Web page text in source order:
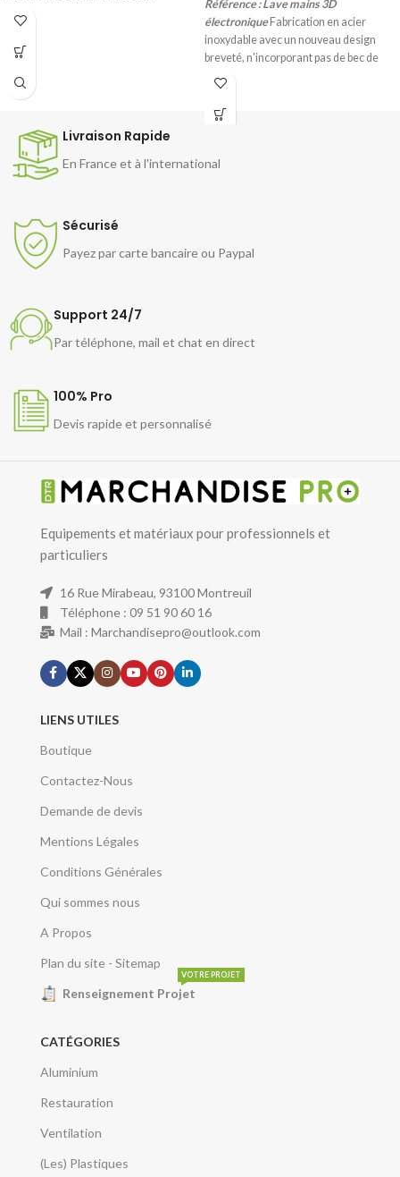
Dotation : 2 Grilles par Porte - Portes
585 mm Dim Ext : L 1350 x P 625 x H
Emballage : L 1390 x P 640 x H 970 mm -
Référence :Lave mains 3D
électroniqueFabrication en acier
inoxydable avec un nouveau design
breveté, n'incorporant pas de bec de
cygne traditionnel. Le nouveau
de sortie d'eau mélangée répartis sur
mains optimal et homogène sans
Intégrant des dosserets anti-
utilisation sans contact.
Livraison Rapide
En France et à l'international
Sécurisé
Payez par carte bancaire ou Paypal
Support 24/7
Par téléphone, mail et chat en direct
100% Pro
Devis rapide et personnalisé
Equipements et matériaux pour professionnels et
particuliers
16 Rue Mirabeau, 93100 Montreuil
Téléphone : 09 51 90 60 16
Mail : Marchandisepro@outlook.com
LIENS UTILES
Boutique
Contactez-Nous
Demande de devis
Mentions Légales
Conditions Générales
Qui sommes nous
A Propos
Plan du site - Sitemap
Renseignement Projet
VOTRE PROJET
CATÉGORIES
Aluminium
Restauration
Ventilation
(Les) Plastiques